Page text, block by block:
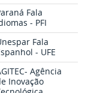
Fala
- PFI
Fala
- UFE
Agência
Inovação